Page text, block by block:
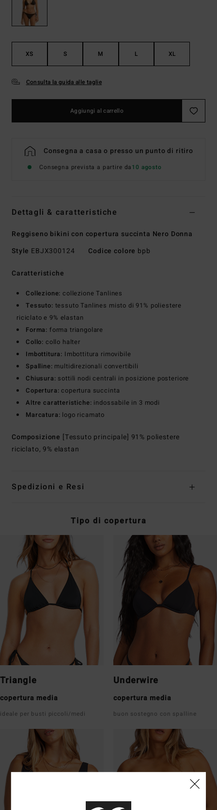
XS S M L XL
Consulta la guida alle taglie
Aggiungi al carrello
Consegna a casa o presso un punto di ritiro
Consegna prevista a partire da10 agosto
Dettagli & caratteristiche
Reggiseno bikini con copertura succinta Nero Donna
Style EBJX300124 Codice colore bpb
Caratteristiche
Collezione: collezione Tanlines
Tessuto: tessuto Tanlines misto di 91% poliestere
riciclato e 9% elastan
Forma: forma triangolare
Collo: collo halter
Imbottitura: Imbottitura rimovibile
Spalline: multidirezionali convertibili
Chiusura: sottili nodi centrali in posizione posteriore
Copertura: copertura succinta
Altre caratteristiche: indossabile in 3 modi
Marcatura: logo ricamato
Composizione [Tessuto principale] 91% poliestere
riciclato, 9% elastan
Spedizioni e Resi
Tipo di copertura
Triangle
copertura media
ideale per busti piccoli/medi
Underwire
copertura media
buon sostegno con spalline